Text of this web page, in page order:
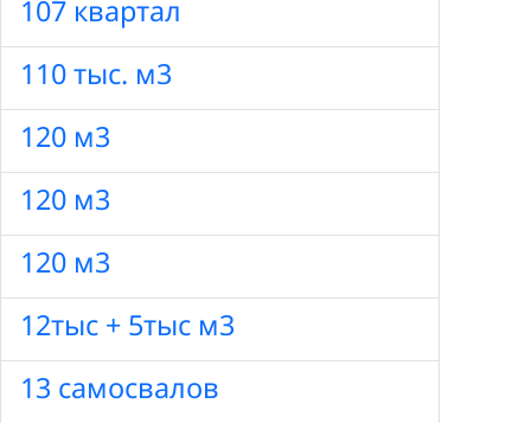
107 квартал
110 тыс. м3
120 м3
120 м3
120 м3
12тыс + 5тыс м3
13 самосвалов